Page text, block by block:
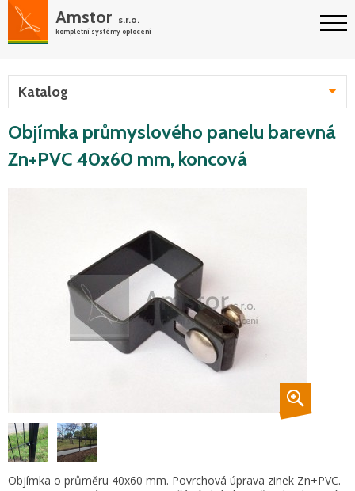
Amstor s.r.o.
kompletní systémy oplocení
Katalog
Objímka průmyslového panelu barevná
Zn+PVC 40x60 mm, koncová
Objímka o průměru 40x60 mm. Povrchová úprava zinek Zn+PVC.